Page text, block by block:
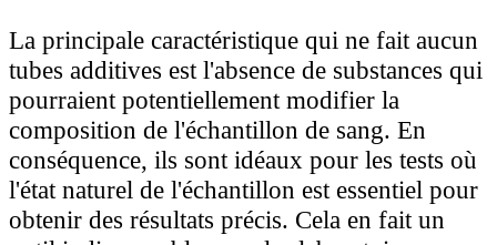
La principale caractéristique qui ne fait aucun
tubes additives est l'absence de substances qui
pourraient potentiellement modifier la
composition de l'échantillon de sang. En
conséquence, ils sont idéaux pour les tests où
l'état naturel de l'échantillon est essentiel pour
obtenir des résultats précis. Cela en fait un